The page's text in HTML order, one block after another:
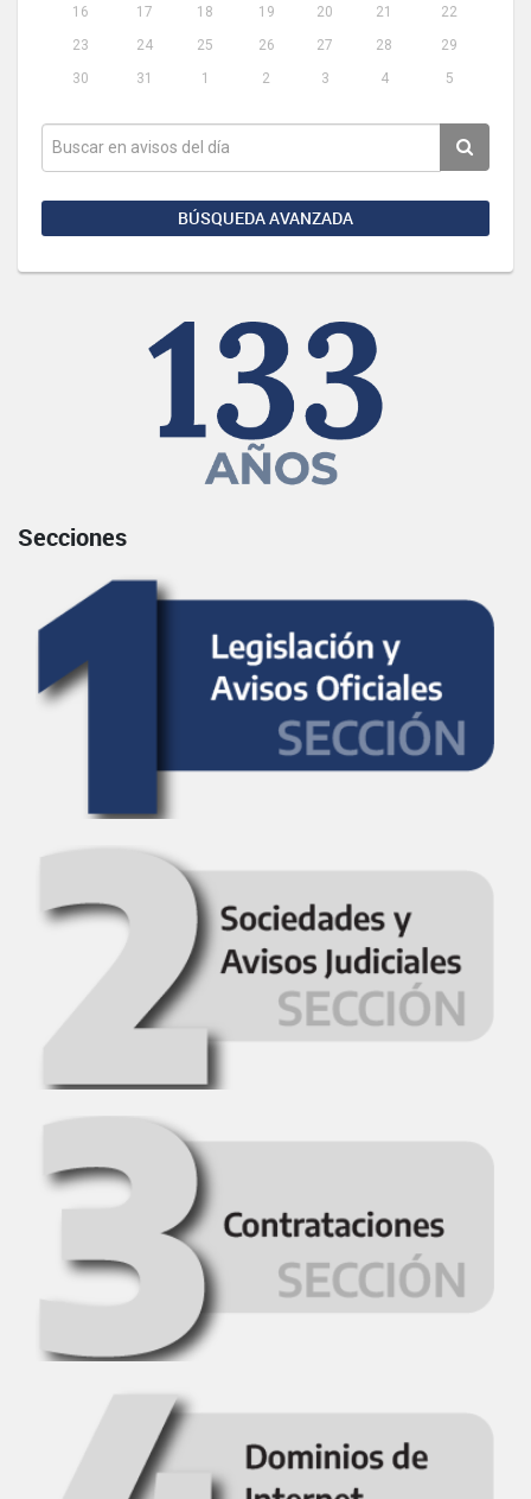
16
17 18 19 20 21
22
23
24 25 26 27 28
29
30
31 1 2 3 4 5
BÚSQUEDA AVANZADA
Secciones